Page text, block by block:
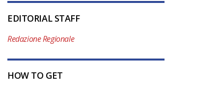
EDITORIAL STAFF
Redazione Regionale
HOW TO GET